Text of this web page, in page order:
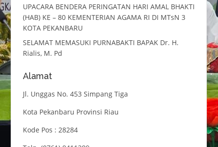
UPACARA BENDERA PERINGATAN HARI AMAL BHAKTI
(HAB) KE – 80 KEMENTERIAN AGAMA RI DI MTsN 3
KOTA PEKANBARU
SELAMAT MEMASUKI PURNABAKTI BAPAK Dr. H.
Rialis, M. Pd
Alamat
Jl. Unggas No. 453 Simpang Tiga
Kota Pekanbaru Provinsi Riau
Kode Pos : 28284